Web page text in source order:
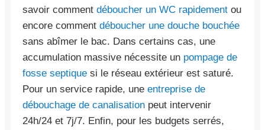
savoir comment déboucher un WC rapidement ou
encore comment déboucher une douche bouchée
sans abîmer le bac. Dans certains cas, une
accumulation massive nécessite un pompage de
fosse septique si le réseau extérieur est saturé.
Pour un service rapide, une entreprise de
débouchage de canalisation peut intervenir
24h/24 et 7j/7. Enfin, pour les budgets serrés,